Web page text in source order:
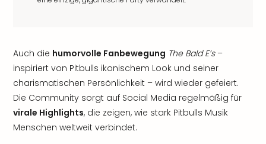
Auch die humorvolle Fanbewegung The Bald E’s–
inspiriert von Pitbulls ikonischem Look und seiner
charismatischen Persönlichkeit – wird wieder gefeiert.
Die Community sorgt auf Social Media regelmäßig für
virale Highlights, die zeigen, wie stark Pitbulls Musik
Menschen weltweit verbindet.